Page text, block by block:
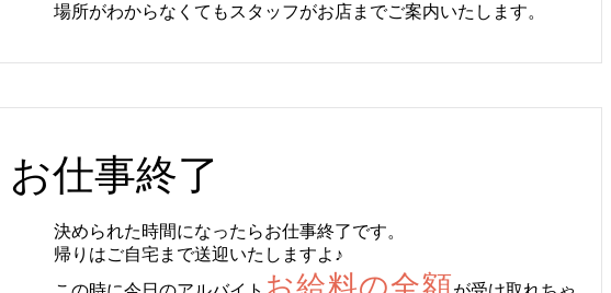
場所がわからなくてもスタッフがお店までご案内いたします。
お仕事終了
決められた時間になったらお仕事終了です。
帰りはご自宅まで送迎いたしますよ♪
お給料の全額